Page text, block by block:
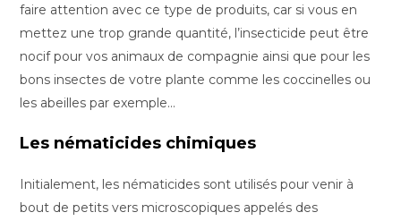
faire attention avec ce type de produits, car si vous en
mettez une trop grande quantité, l’insecticide peut être
nocif pour vos animaux de compagnie ainsi que pour les
bons insectes de votre plante comme les coccinelles ou
les abeilles par exemple…
Les nématicides chimiques
Initialement, les nématicides sont utilisés pour venir à
bout de petits vers microscopiques appelés des